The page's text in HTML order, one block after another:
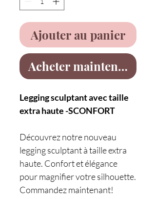
Ajouter au panier
Acheter maintenant
Legging sculptant avec taille
extra haute -SCONFORT
Découvrez notre nouveau
legging sculptant à taille extra
haute. Confort et élégance
pour magnifier votre silhouette.
Commandez maintenant!